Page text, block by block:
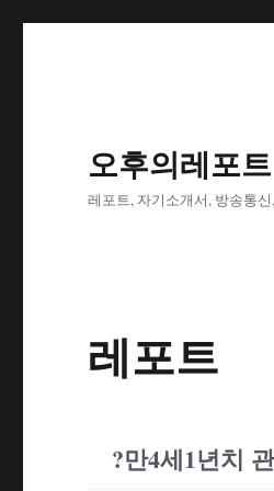
오후의레포트
레포트, 자기소개서, 방송통
레포트
?만4세1년치